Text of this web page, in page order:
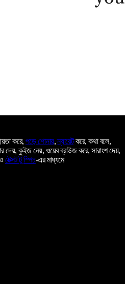
করে, পড়ে শোনায়,ন্যারেটকরে, কথা বলে,
দেয়, কুইজ নেয়, ওয়েব ব্রাউজ করে, সারাংশ দেয়,
টেক্সট টু স্পিচ-এর মাধ্যমে